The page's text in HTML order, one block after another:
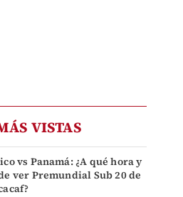
VISTAS
vs Panamá: ¿A qué hora y
ver Premundial Sub 20 de